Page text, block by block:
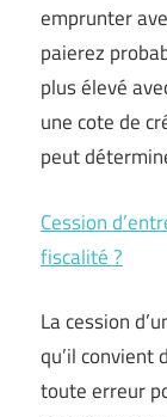
emprunter
paierez
plus élevé
une cote de
peut
Cession
fiscalité ?
La cession
qu’il convient
toute erreur